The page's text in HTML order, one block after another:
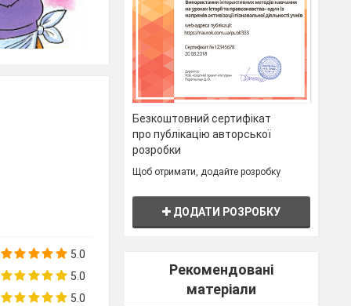
формі
і це одна з
рівень
поведінки,
чи тата.
елементів
професії на
5.0
5.0
5.0
Безкоштовний сертифікат
про публікацію авторської
розробки
Щоб отримати, додайте розробку
ДОДАТИ РОЗРОБКУ
Рекомендовані
матеріали